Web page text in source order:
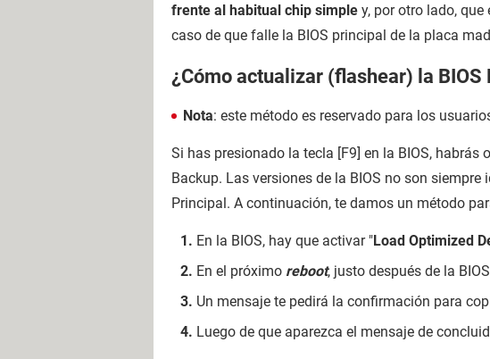
frente al habitual chip simple y, por otro lado,
caso de que falle la BIOS principal de la placa
¿Cómo actualizar (flashear) la BIOS
Nota: este método es reservado para los
Si has presionado la tecla [F9] en la BIOS, habrás
Backup. Las versiones de la BIOS no son siempre
Principal. A continuación, te damos un método
En la BIOS, hay que activar "Load Optimized
En el próximo reboot, justo después de la
Un mensaje te pedirá la confirmación para
Luego de que aparezca el mensaje de